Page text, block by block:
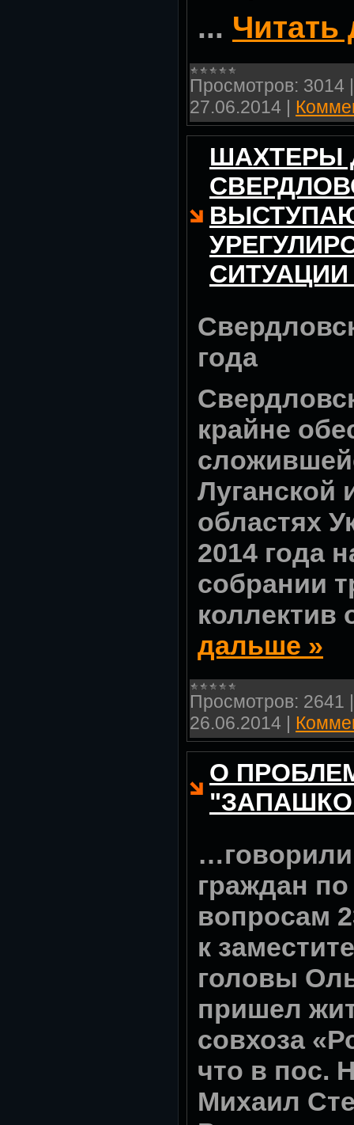
... Читать
Просмотров: 3014
27.06.2014
ШАХТЕРЫ
года
крайне
Луганской
областях
2014 года
собрании
коллектив
дальше »
Просмотров: 2641
26.06.2014
О
граждан
вопросам
к
головы
пришел
совхоза
что в пос.
Михаил